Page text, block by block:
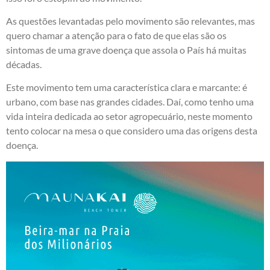
As questões levantadas pelo movimento são relevantes, mas
quero chamar a atenção para o fato de que elas são os
sintomas de uma grave doença que assola o País há muitas
décadas.
Este movimento tem uma característica clara e marcante: é
urbano, com base nas grandes cidades. Daí, como tenho uma
vida inteira dedicada ao setor agropecuário, neste momento
tento colocar na mesa o que considero uma das origens desta
doença.